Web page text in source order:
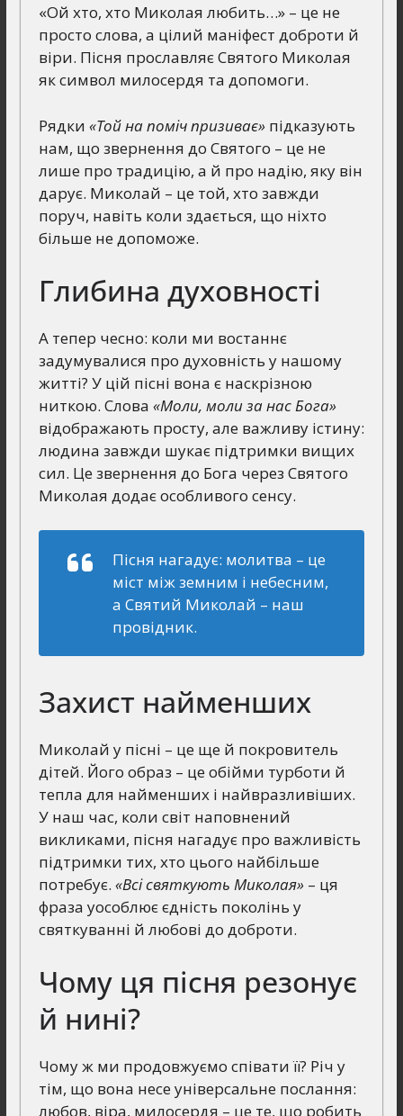
«Ой хто, хто Миколая любить…» – це не
просто слова, а цілий маніфест доброти й
віри. Пісня прославляє Святого Миколая
як символ милосердя та допомоги.
Рядки «Той на поміч призиває»підказують
нам, що звернення до Святого – це не
лише про традицію, а й про надію, яку він
дарує. Миколай – це той, хто завжди
поруч, навіть коли здається, що ніхто
більше не допоможе.
Глибина духовності
А тепер чесно: коли ми востаннє
задумувалися про духовність у нашому
житті? У цій пісні вона є наскрізною
ниткою. Слова «Моли, моли за нас Бога»
відображають просту, але важливу істину:
людина завжди шукає підтримки вищих
сил. Це звернення до Бога через Святого
Миколая додає особливого сенсу.
Пісня нагадує: молитва – це
міст між земним і небесним,
а Святий Миколай – наш
провідник.
Захист найменших
Миколай у пісні – це ще й покровитель
дітей. Його образ – це обійми турботи й
тепла для найменших і найвразливіших.
У наш час, коли світ наповнений
викликами, пісня нагадує про важливість
підтримки тих, хто цього найбільше
потребує. «Всі святкують Миколая»– ця
фраза уособлює єдність поколінь у
святкуванні й любові до доброти.
Чому ця пісня резонує
й нині?
Чому ж ми продовжуємо співати її? Річ у
тім, що вона несе універсальне послання:
любов, віра, милосердя – це те, що робить